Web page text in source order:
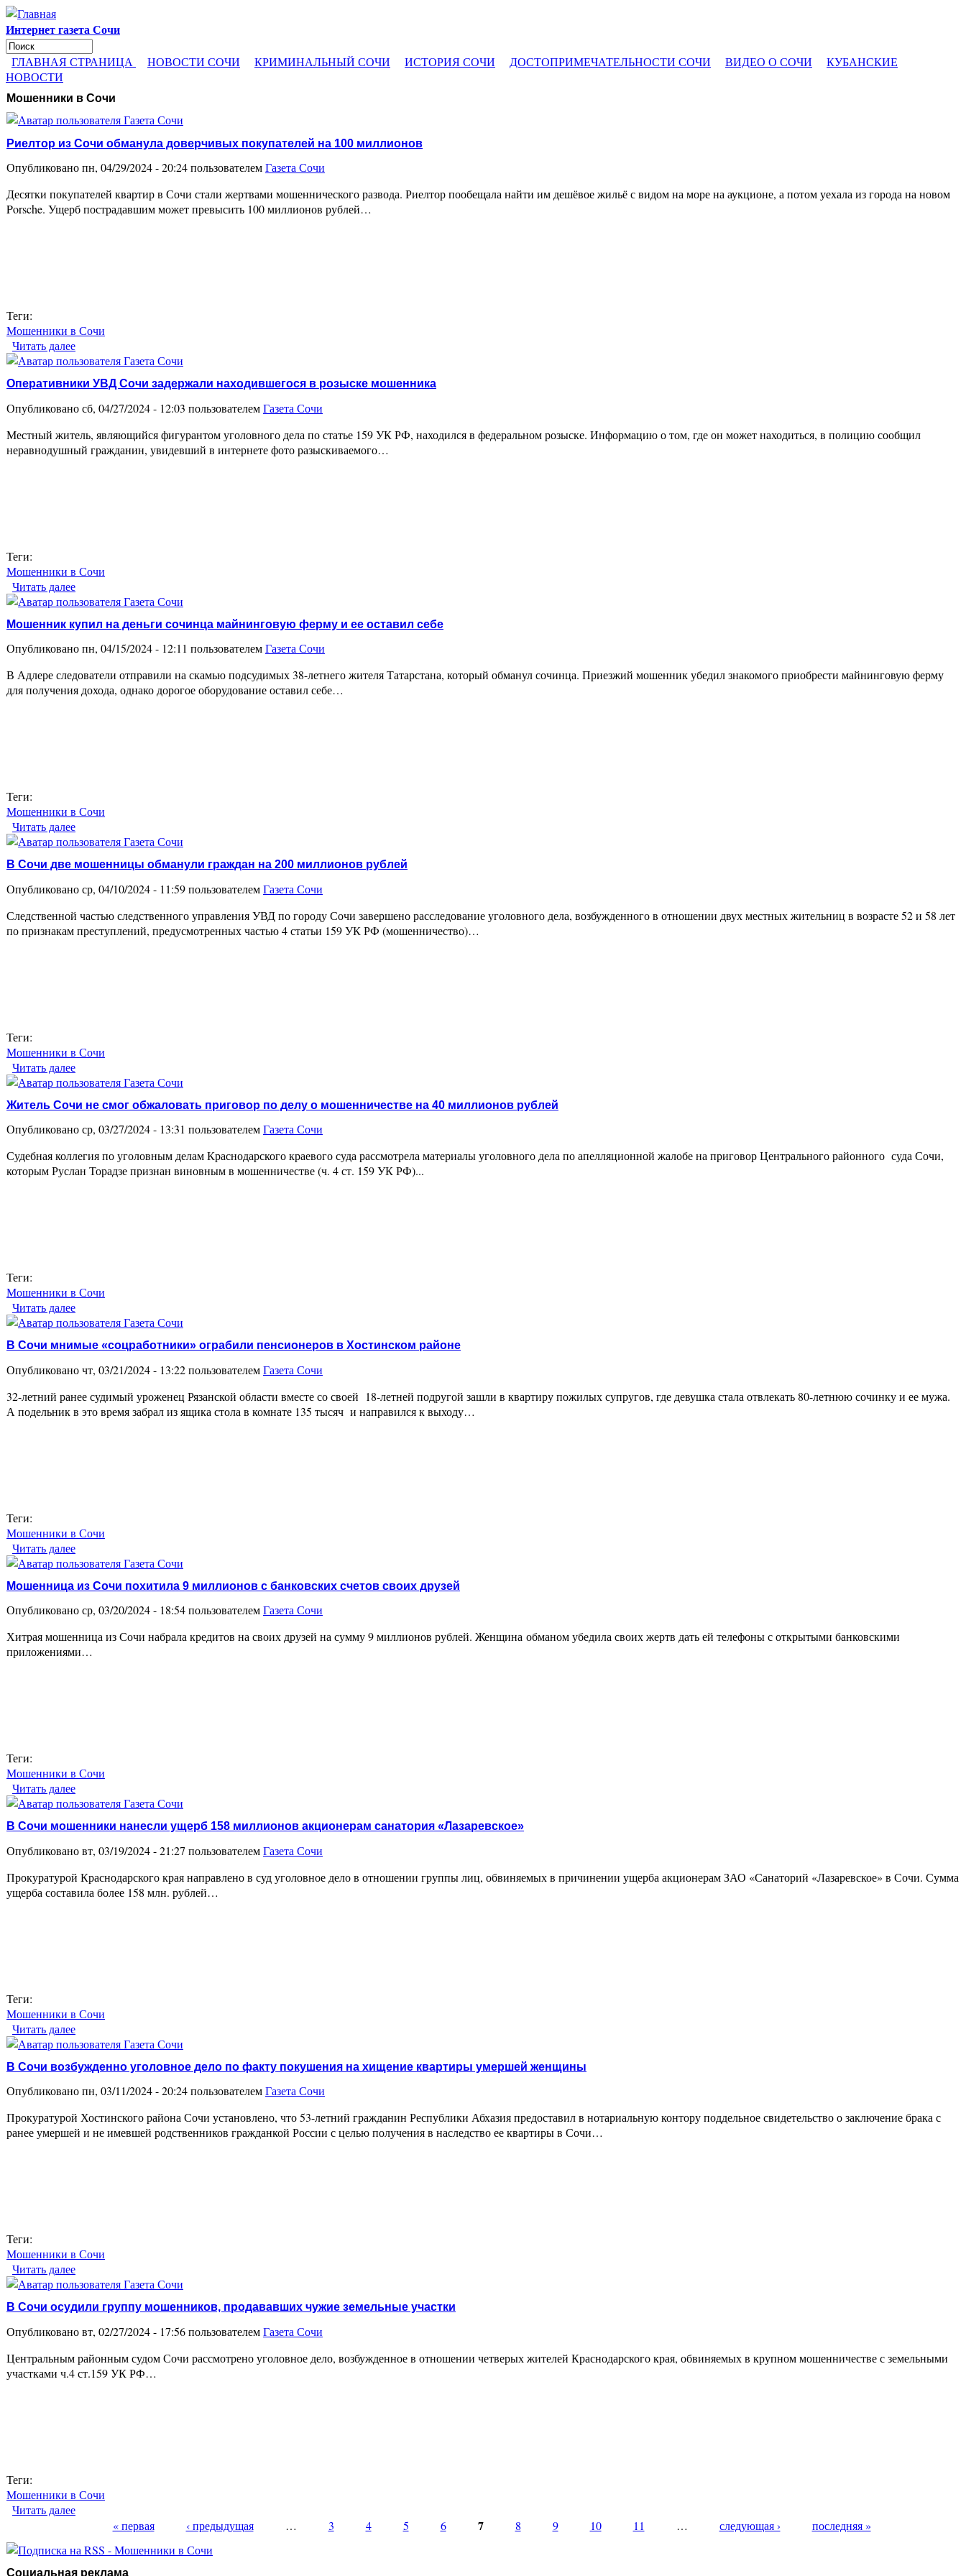
Перейти к основному содержанию
Интернет газета Сочи
Форма поиска
Поиск
ГЛАВНАЯ СТРАНИЦА НОВОСТИ СОЧИ КРИМИНАЛЬНЫЙ СОЧИ ИСТОРИЯ СОЧИ ДОСТОПРИМЕЧАТЕЛЬНОСТИ СОЧИ ВИДЕО О СОЧИ
КУБАНСКИЕ
НОВОСТИ
Мошенники в Сочи
Риелтор из Сочи обманула доверчивых покупателей на 100 миллионов
Опубликовано пн, 04/29/2024 - 20:24 пользователемГазета Сочи
Десятки покупателей квартир в Сочи стали жертвами мошеннического развода. Риелтор пообещала найти им дешёвое жильё с видом на море на аукционе, а потом уехала из города на новом
Porsche. Ущерб пострадавшим может превысить 100 миллионов рублей…
Теги:
Мошенники в Сочи
Читать далее
Оперативники УВД Сочи задержали находившегося в розыске мошенника
Опубликовано сб, 04/27/2024 - 12:03 пользователемГазета Сочи
Местный житель, являющийся фигурантом уголовного дела по статье 159 УК РФ, находился в федеральном розыске. Информацию о том, где он может находиться, в полицию сообщил
неравнодушный гражданин, увидевший в интернете фото разыскиваемого…
Теги:
Мошенники в Сочи
Читать далее
Мошенник купил на деньги сочинца майнинговую ферму и ее оставил себе
Опубликовано пн, 04/15/2024 - 12:11 пользователемГазета Сочи
В Адлере следователи отправили на скамью подсудимых 38-летнего жителя Татарстана, который обманул сочинца. Приезжий мошенник убедил знакомого приобрести майнинговую ферму
для получения дохода, однако дорогое оборудование оставил себе…
Теги:
Мошенники в Сочи
Читать далее
В Сочи две мошенницы обманули граждан на 200 миллионов рублей
Опубликовано ср, 04/10/2024 - 11:59 пользователемГазета Сочи
Следственной частью следственного управления УВД по городу Сочи завершено расследование уголовного дела, возбужденного в отношении двух местных жительниц в возрасте 52 и 58 лет
по признакам преступлений, предусмотренных частью 4 статьи 159 УК РФ (мошенничество)…
Теги:
Мошенники в Сочи
Читать далее
Житель Сочи не смог обжаловать приговор по делу о мошенничестве на 40 миллионов рублей
Опубликовано ср, 03/27/2024 - 13:31 пользователемГазета Сочи
Судебная коллегия по уголовным делам Краснодарского краевого суда рассмотрела материалы уголовного дела по апелляционной жалобе на приговор Центрального районного суда Сочи,
которым Руслан Торадзе признан виновным в мошенничестве (ч. 4 ст. 159 УК РФ)...
Теги:
Мошенники в Сочи
Читать далее
В Сочи мнимые «соцработники» ограбили пенсионеров в Хостинском районе
Опубликовано чт, 03/21/2024 - 13:22 пользователемГазета Сочи
32-летний ранее судимый уроженец Рязанской области вместе со своей 18-летней подругой зашли в квартиру пожилых супругов, где девушка стала отвлекать 80-летнюю сочинку и ее мужа.
А подельник в это время забрал из ящика стола в комнате 135 тысяч и направился к выходу…
Теги:
Мошенники в Сочи
Читать далее
Мошенница из Сочи похитила 9 миллионов с банковских счетов своих друзей
Опубликовано ср, 03/20/2024 - 18:54 пользователемГазета Сочи
Хитрая мошенница из Сочи набрала кредитов на своих друзей на сумму 9 миллионов рублей. Женщина обманом убедила своих жертв дать ей телефоны с открытыми банковскими
приложениями…
Теги:
Мошенники в Сочи
Читать далее
В Сочи мошенники нанесли ущерб 158 миллионов акционерам санатория «Лазаревское»
Опубликовано вт, 03/19/2024 - 21:27 пользователемГазета Сочи
Прокуратурой Краснодарского края направлено в суд уголовное дело в отношении группы лиц, обвиняемых в причинении ущерба акционерам ЗАО «Санаторий «Лазаревское» в Сочи. Сумма
ущерба составила более 158 млн. рублей…
Теги:
Мошенники в Сочи
Читать далее
В Сочи возбужденно уголовное дело по факту покушения на хищение квартиры умершей женщины
Опубликовано пн, 03/11/2024 - 20:24 пользователемГазета Сочи
Прокуратурой Хостинского района Сочи установлено, что 53-летний гражданин Республики Абхазия предоставил в нотариальную контору поддельное свидетельство о заключение брака с
ранее умершей и не имевшей родственников гражданкой России с целью получения в наследство ее квартиры в Сочи…
Теги:
Мошенники в Сочи
Читать далее
В Сочи осудили группу мошенников, продававших чужие земельные участки
Опубликовано вт, 02/27/2024 - 17:56 пользователемГазета Сочи
Центральным районным судом Сочи рассмотрено уголовное дело, возбужденное в отношении четверых жителей Краснодарского края, обвиняемых в крупном мошенничестве с земельными
участками ч.4 ст.159 УК РФ…
Теги:
Мошенники в Сочи
Читать далее
« первая ‹ предыдущая … 3 4 5 6 7 8 9 10 11 … следующая › последняя »
Социальная реклама